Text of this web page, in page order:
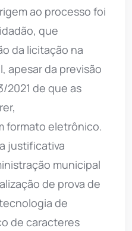
ao processo foi
que
da licitação na
apesar da previsão
2021 de que as
formato eletrônico.
justificativa
municipal
de prova de
de
de caracteres